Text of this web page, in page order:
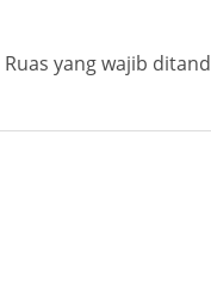
Ruas yang wajib